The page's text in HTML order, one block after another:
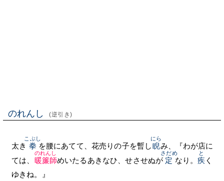
のれんし (逆引き)
太き 拳
こぶし
を腰にあてて、花売りの子を暫し睨
にら
み、『わが店に
ては、 暖簾師
のれんし
めいたるあきなひ、せさせぬが 定
さだめ
なり。疾
と
く
ゆきね。』